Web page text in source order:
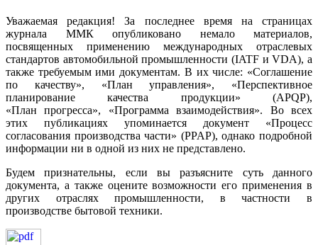
Уважаемая редакция! За последнее время на страницах
журнала ММК опубликовано немало материалов,
посвященных применению международных отраслевых
стандартов автомобильной промышленности (IATF и VDA), а
также требуемым ими документам. В их числе: «Соглашение
по качеству», «План управления», «Перспективное
планирование качества продукции» (APQP),
«План прогресса», «Программа взаимодействия». Во всех
этих публикациях упоминается документ «Процесс
согласования производства части» (PPAP), однако подробной
информации ни в одной из них не представлено.
Будем признательны, если вы разъясните суть данного
документа, а также оцените возможности его применения в
других отраслях промышленности, в частности в
производстве бытовой техники.